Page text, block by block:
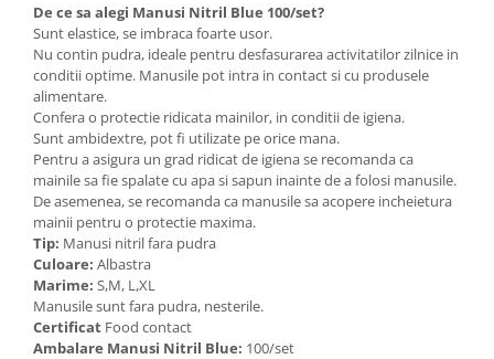
De ce sa alegi Manusi Nitril Blue 100/set?
Sunt elastice, se imbraca foarte usor.
Nu contin pudra, ideale pentru desfasurarea activitatilor zilnice in
conditii optime. Manusile pot intra in contact si cu produsele
alimentare.
Confera o protectie ridicata mainilor, in conditii de igiena.
Sunt ambidextre, pot fi utilizate pe orice mana.
Pentru a asigura un grad ridicat de igiena se recomanda ca
mainile sa fie spalate cu apa si sapun inainte de a folosi manusile.
De asemenea, se recomanda ca manusile sa acopere incheietura
mainii pentru o protectie maxima.
Tip: Manusi nitril fara pudra
Culoare: Albastra
Marime: S,M, L,XL
Manusile sunt fara pudra, nesterile.
Certificat Food contact
Ambalare Manusi Nitril Blue: 100/set